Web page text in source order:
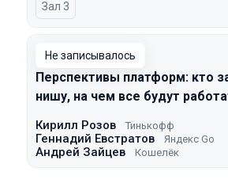
Зал 3
Не записывалось
Перспективы платформ: кто
нишу, на чем все будут
Кирилл Розов Тинькофф
Геннадий Евстратов Яндекс Go
Андрей Зайцев Кошелёк